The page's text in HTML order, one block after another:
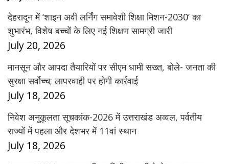
देहरादून में ‘शाइन अवी लर्निंग समावेशी शिक्षा मिशन-2030’ का
शुभारंभ, विशेष बच्चों के लिए नई शिक्षण सामग्री जारी
July 20, 2026
मानसून और आपदा तैयारियों पर सीएम धामी सख्त, बोले- जनता की
सुरक्षा सर्वोच्च; लापरवाही पर होगी कार्रवाई
July 18, 2026
निवेश अनुकूलता सूचकांक-2026 में उत्तराखंड अव्वल, पर्वतीय
राज्यों में पहला और देशभर में 11वां स्थान
July 18, 2026